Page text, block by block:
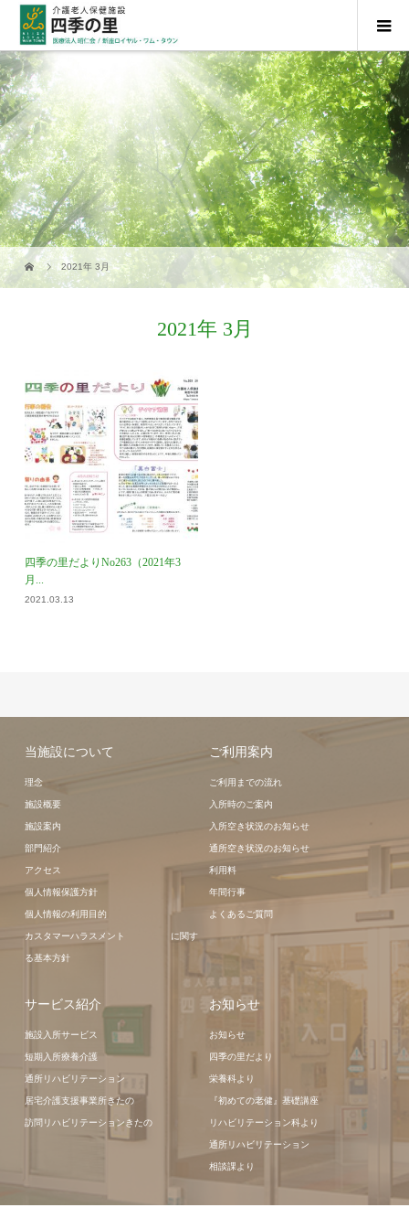
2021年 3月
2021年 3月
四季の里だよりNo263（2021年3
月...
2021.03.13
当施設について
理念
施設概要
施設案内
部門紹介
アクセス
個人情報保護方針
個人情報の利用目的
カスタマーハラスメント に関す
る基本方針
ご利用案内
ご利用までの流れ
入所時のご案内
入所空き状況のお知らせ
通所空き状況のお知らせ
利用料
年間行事
よくあるご質問
サービス紹介
施設入所サービス
短期入所療養介護
通所リハビリテーション
居宅介護支援事業所きたの
訪問リハビリテーションきたの
お知らせ
お知らせ
四季の里だより
栄養科より
『初めての老健』基礎講座
リハビリテーション科より
通所リハビリテーション
相談課より